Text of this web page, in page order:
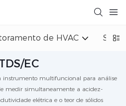
de HVAC
EC
instrumento multifuncional para análise
medir simultaneamente a acidez-
elétrica e o teor de sólidos